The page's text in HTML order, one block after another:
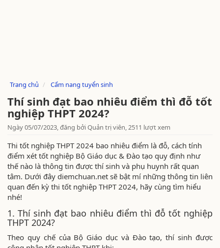
Trang chủ Cẩm nang tuyển sinh
Thí sinh đạt bao nhiêu điểm thì đỗ tốt
nghiệp THPT 2024?
Ngày 05/07/2023, đăng bởi Quản trị viên, 2511 lượt xem
Thi tốt nghiệp THPT 2024 bao nhiêu điểm là đỗ, cách tính
điểm xét tốt nghiệp Bộ Giáo dục & Đào tạo quy định như
thế nào là thông tin được thí sinh và phụ huynh rất quan
tâm. Dưới đây diemchuan.net sẽ bật mí những thông tin liên
quan đến kỳ thi tốt nghiệp THPT 2024, hãy cùng tìm hiểu
nhé!
1. Thí sinh đạt bao nhiêu điểm thì đỗ tốt nghiệp
THPT 2024?
Theo quy chế của Bộ Giáo dục và Đào tạo, thí sinh được